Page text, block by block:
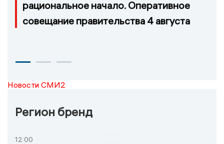
Всякая тульская магия имеет
рациональное начало. Оперативное